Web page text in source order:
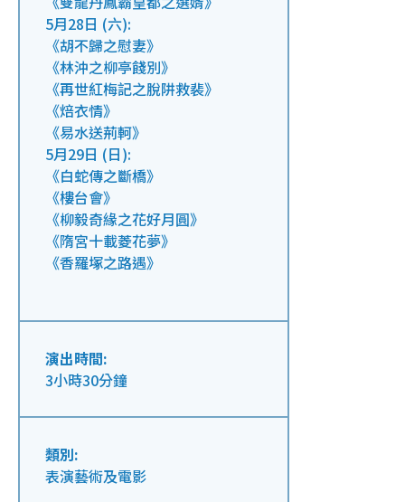
5月28日 (六):
《胡不歸之慰妻》
《林沖之柳亭餞別》
《再世紅梅記之脫阱救裴》
《焙衣情》
《易水送荊軻》
5月29日 (日):
《白蛇傳之斷橋》
《樓台會》
《柳毅奇緣之花好月圓》
《隋宮十載菱花夢》
《香羅塚之路遇》
演出時間:
3小時30分鐘
類別:
表演藝術及電影